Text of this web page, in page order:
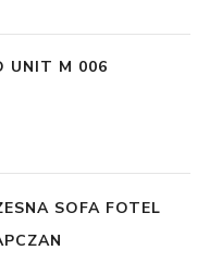
UNIT M 006
SOFA FOTEL